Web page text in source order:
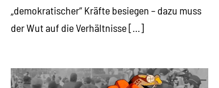
„demokratischer“ Kräfte besiegen – dazu muss
der Wut auf die Verhältnisse […]